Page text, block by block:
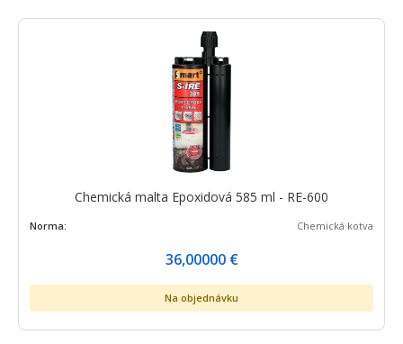
Chemická malta Epoxidová 585 ml - RE-600
Norma: Chemická kotva
36,00000 €
Na objednávku